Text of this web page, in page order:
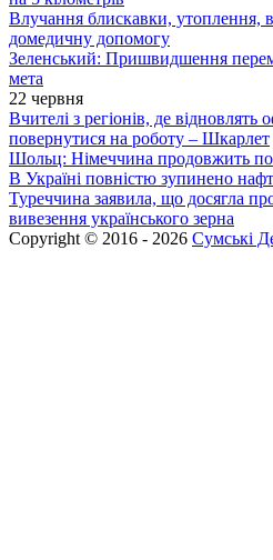
Влучання блискавки, утоплення,
домедичну допомогу
Зеленський: Пришвидшення
мета
22 червня
Вчителі з регіонів, де
повернутися на роботу – Шкарлет
Шольц: Німеччина продовжить
В Україні повністю зупинено
Туреччина заявила, що досягла
вивезення українського зерна
Copyright © 2016 - 2026 Сумські